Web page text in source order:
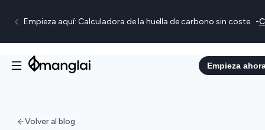
Empieza aquí: Calculadora de la huella de carbono sin coste. -
Empieza
Volver al blog